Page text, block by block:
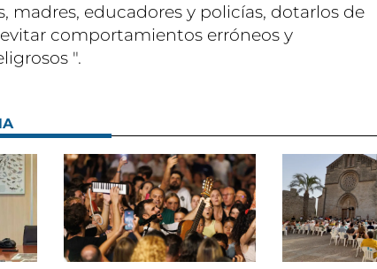
madres, educadores y policías, dotarlos de
comportamientos erróneos y
".